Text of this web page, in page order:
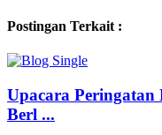
Postingan Terkait :
Upacara
Berl ...